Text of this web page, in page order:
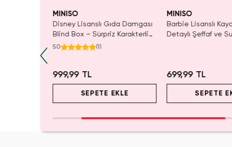
MINISO
Disney Lisanslı Gıda Damgası
Blind Box – Sürpriz Karakterli
Eğlenceli Sunum
5.0 (1)
999,99 TL
SEPETE EKLE
MINISO
Barbie Lisanslı
Detaylı Şeffaf ve
699,99 TL
SEPETE